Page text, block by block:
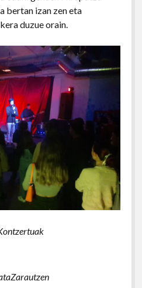
bertan izan zen eta
duzue orain.